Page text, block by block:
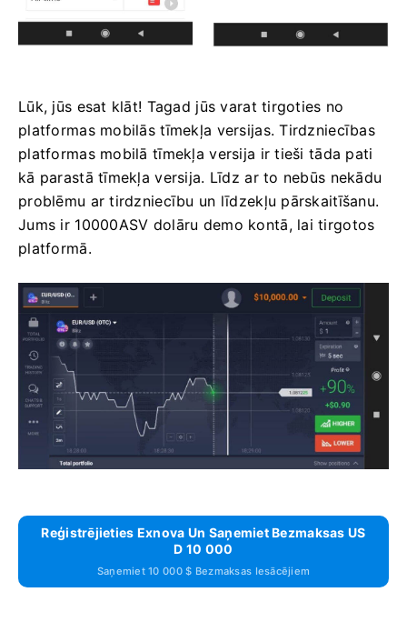
Lūk, jūs esat klāt! Tagad jūs varat tirgoties no
platformas mobilās tīmekļa versijas. Tirdzniecības
platformas mobilā tīmekļa versija ir tieši tāda pati
kā parastā tīmekļa versija. Līdz ar to nebūs nekādu
problēmu ar tirdzniecību un līdzekļu pārskaitīšanu.
Jums ir 10000ASV dolāru demo kontā, lai tirgotos
platformā.
Reģistrējieties Exnova Un Saņemiet Bezmaksas US
D 10 000
Saņemiet 10 000 $ Bezmaksas Iesācējiem